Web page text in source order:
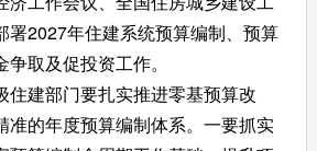
署2027年住建系统预算编制、预算
取及促投资工作。
建部门要扎实推进零基预算改
准的年度预算编制体系。一要抓实